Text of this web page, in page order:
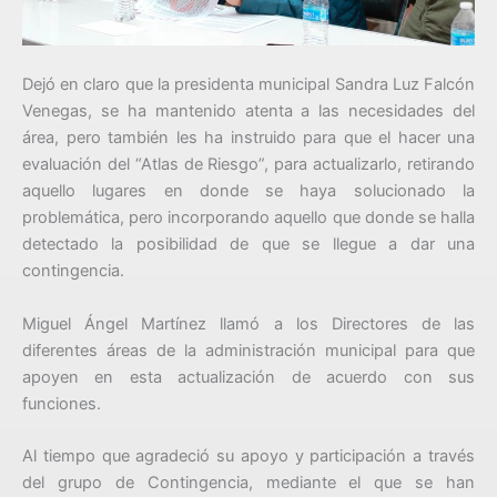
Dejó en claro que la presidenta municipal Sandra Luz Falcón
Venegas, se ha mantenido atenta a las necesidades del
área, pero también les ha instruido para que el hacer una
evaluación del “Atlas de Riesgo”, para actualizarlo, retirando
aquello lugares en donde se haya solucionado la
problemática, pero incorporando aquello que donde se halla
detectado la posibilidad de que se llegue a dar una
contingencia.
Miguel Ángel Martínez llamó a los Directores de las
diferentes áreas de la administración municipal para que
apoyen en esta actualización de acuerdo con sus
funciones.
Al tiempo que agradeció su apoyo y participación a través
del grupo de Contingencia, mediante el que se han